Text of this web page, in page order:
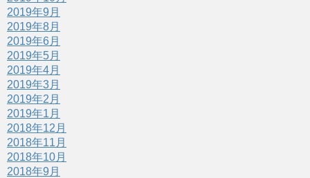
2019年9月
2019年8月
2019年6月
2019年5月
2019年4月
2019年3月
2019年2月
2019年1月
2018年12月
2018年11月
2018年10月
2018年9月